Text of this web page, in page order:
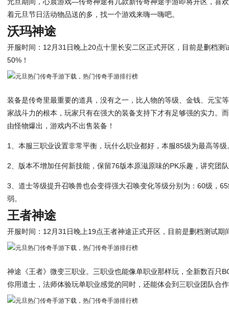
着元旦节日活动物品送的多，找一个游戏来嗨一嗨吧。
沃玛神途
开服时间：12月31日晚上20点十里长安二区正式开区，目前是删档测
50%！
装备是传奇里最重要的道具，没有之一，比人物的等级、金钱、元宝
家战斗力的根本，玩家只有在强大的装备支持下才有足够强的实力。
由怪物爆出，游戏内不出售装备！
1、本服三职业设置非常平衡，玩什么职业都好，本服85级为最高等级
2、版本不增加任何新技能，保留76版本原滋原味的PK乐趣，讲究团
3、道士等级提升召唤兽也会变得强大召唤变化等级分别为：60级，
弱。
王者神途
开服时间：12月31日晚上19点王者神途正式开区，目前是删档测试期
神途《王者》微变三职业。三职业也能像单职业那样玩，全新数百只
你用道士，法师体验玩单职业感觉的同时，还能体会到三职业团队合